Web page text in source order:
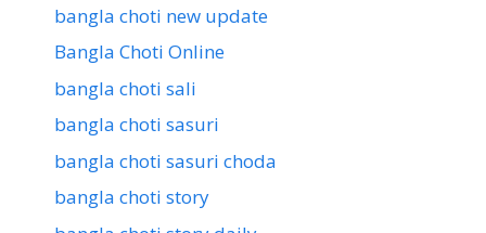
bangla choti new update
Bangla Choti Online
bangla choti sali
bangla choti sasuri
bangla choti sasuri choda
bangla choti story